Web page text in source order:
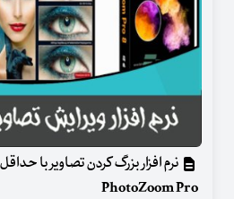
PhotoZoom Pro